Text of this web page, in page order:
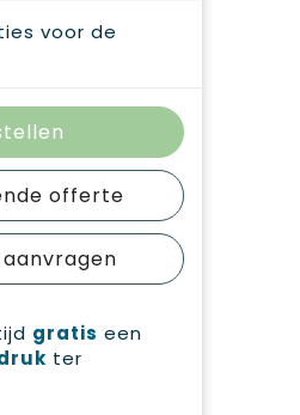
voor de
offerte
gratis een
ter